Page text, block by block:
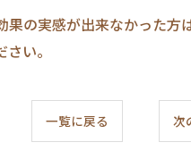
果の実感が出来なかった方
い。
一覧に戻る 次